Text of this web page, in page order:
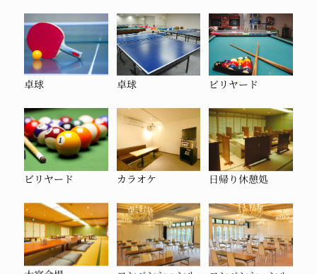
卓球 卓球 ビリヤード
ビリヤード カラオケ 日帰り休憩処